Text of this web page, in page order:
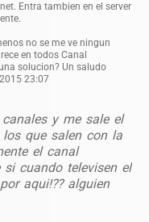
Entra tambien en el server
no se me ve ningun
en todos Canal
solucion? Un saludo
23:07
y me sale el
que salen con la
el canal
cuando televisen el
aqui!?? alguien